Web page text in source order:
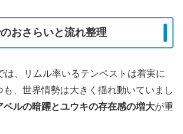
おさらいと流れ整理
は、リムル率いるテンペストは着実に
、世界情勢は大きく揺れ動いていまし
ベルの暗躍とユウキの存在感の増大が重